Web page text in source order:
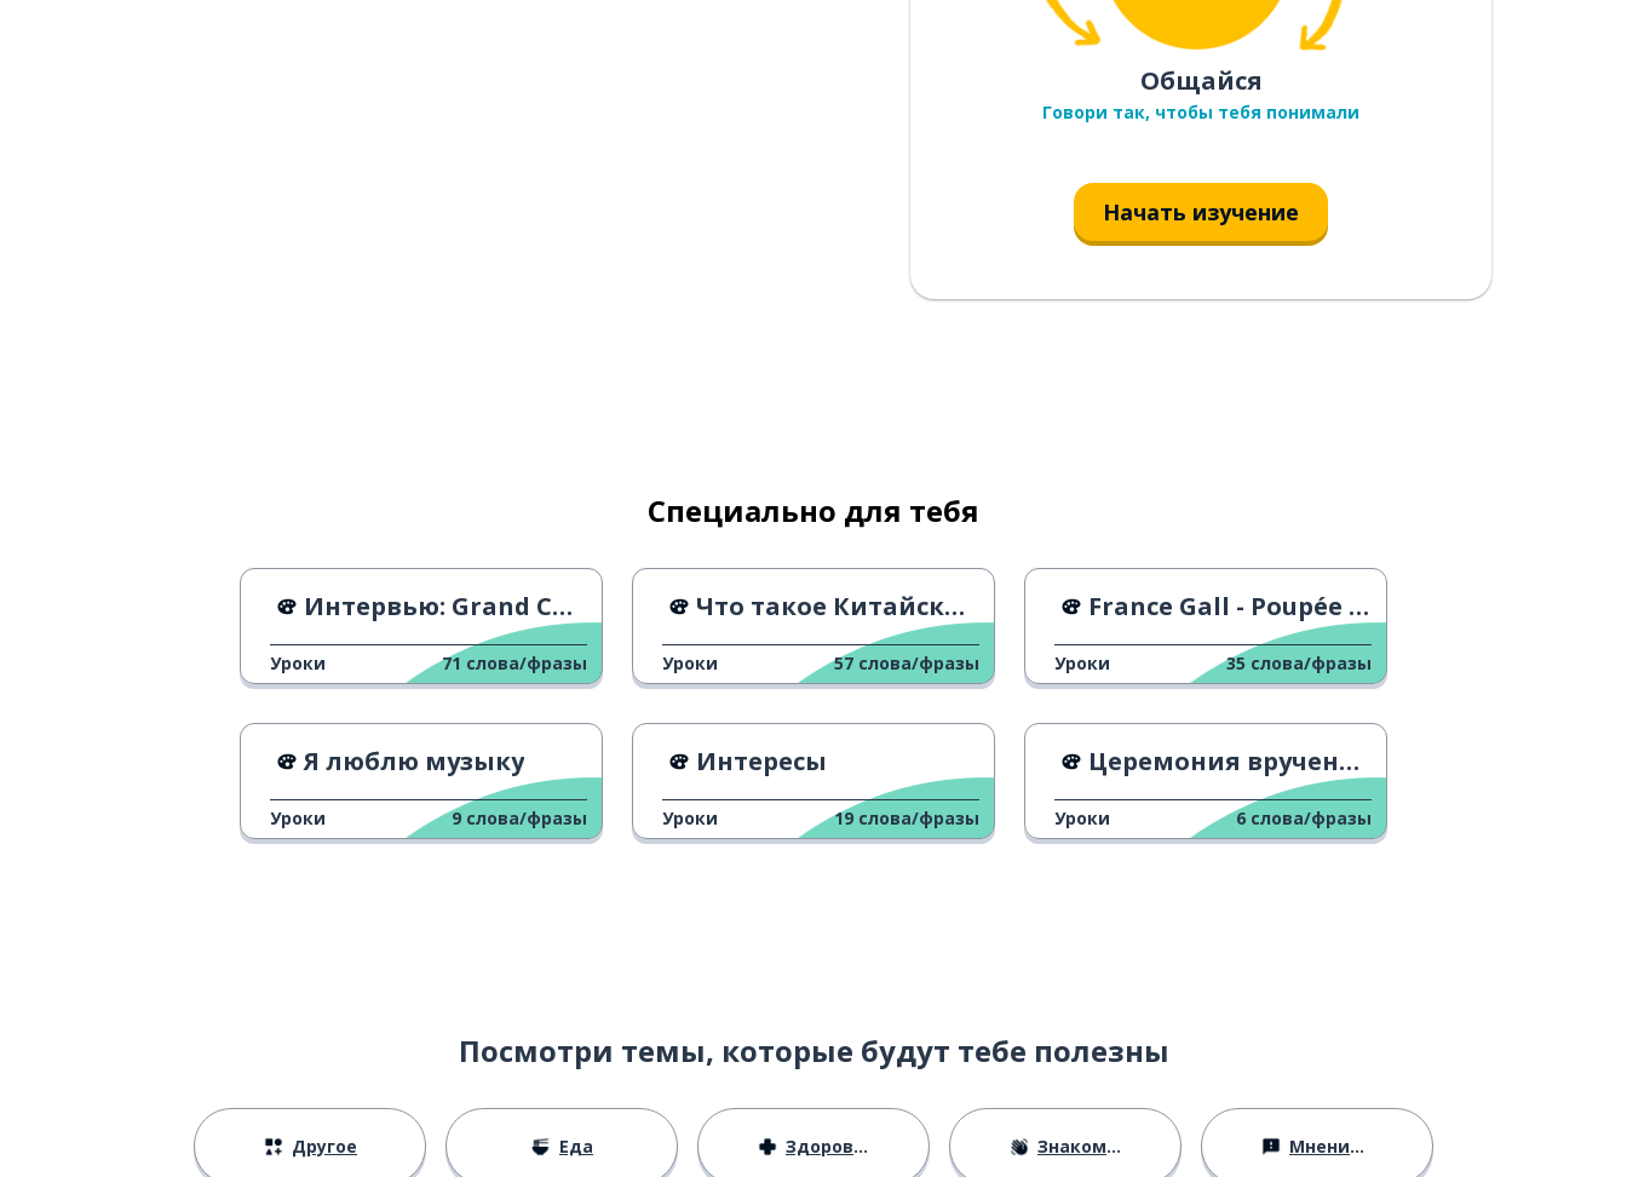
Общайся
Говори так, чтобы тебя понимали
Начать изучение
Специально для тебя
Интервью: Grand Corps Malade
Уроки 71 слова/фразы
Что такое Китайский Новый год?
Уроки 57 слова/фразы
France Gall - Poupée de Cire, Poupée de Son
Уроки 35 слова/фразы
Я люблю музыку
Уроки 9 слова/фразы
Интересы
Уроки 19 слова/фразы
Церемония вручения Оскара
Уроки 6 слова/фразы
Посмотри темы, которые будут тебе полезны
Другое Еда Здоровье Знакомство Мнения и убеждения